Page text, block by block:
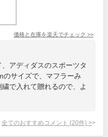
価格と在庫を楽天でチェック >>
アディダスのスポーツタ
のサイズで、マフラーみ
で入れて贈れるので、よ
全てのおすすめコメント (20件) >